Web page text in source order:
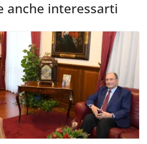
anche interessarti